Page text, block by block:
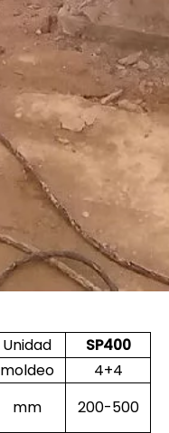
Unidad
SP400
moldeo
4+4
mm 200-500